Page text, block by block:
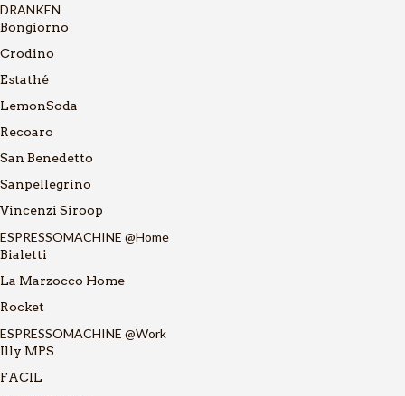
DRANKEN
Bongiorno
Crodino
Estathé
LemonSoda
Recoaro
San Benedetto
Sanpellegrino
Vincenzi Siroop
ESPRESSOMACHINE @Home
Bialetti
La Marzocco Home
Rocket
ESPRESSOMACHINE @Work
Illy MPS
FACIL